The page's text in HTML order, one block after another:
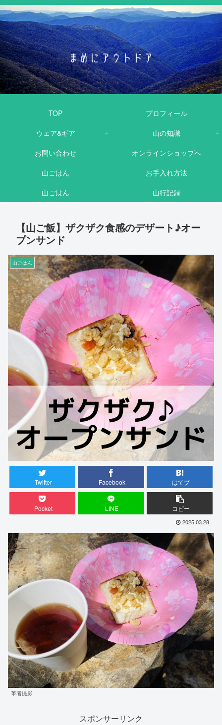
TOP
プロフィール
ウェア&ギア
山の知識
お問い合わせ
オンラインショップへ
山ごはん
お手入れ方法
山ごはん
山行記録
【山ご飯】ザクザク食感のデザート♪オー
プンサンド
山ごはん
Twitter Facebook はてブ
Pocket LINE コピー
2025.03.28
筆者撮影
スポンサーリンク